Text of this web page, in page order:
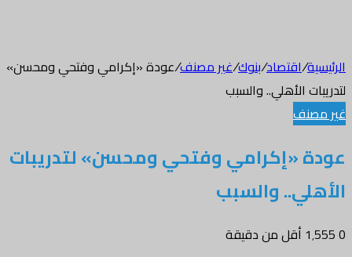
الرئيسية/اقتصاد/بنوك/غير مصنف/عودة «إكرامي وفتحي ومحسن»
لتدريبات الأهلي.. والسبب
غير مصنف
عودة «إكرامي وفتحي ومحسن» لتدريبات
الأهلي.. والسبب
0
أقل من دقيقة